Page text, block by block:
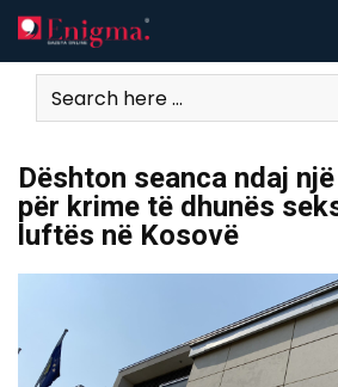
Skip
to
content
Dështon seanca ndaj
për krime të dhunës
luftës në Kosovë